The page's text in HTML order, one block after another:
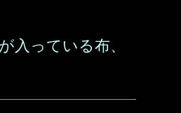
入っている布、